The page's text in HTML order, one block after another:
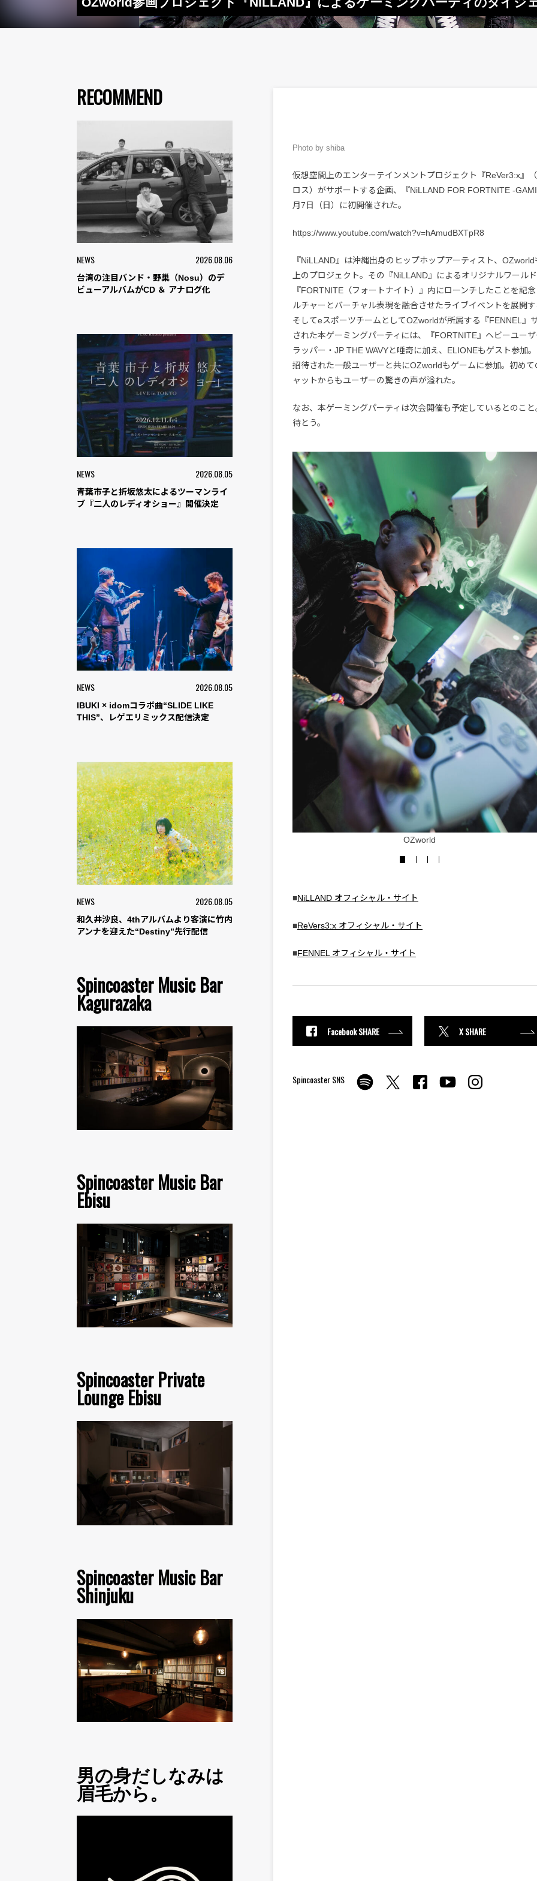
RECOMMEND
NEWS 2026.08.06
台湾の注目バンド・野巢（Nosu）のデ
ビューアルバムがCD ＆ アナログ化
NEWS 2026.08.05
青葉市子と折坂悠太によるツーマンライ
ブ『二人のレディオショー』開催決定
NEWS 2026.08.05
IBUKI × idomコラボ曲“SLIDE LIKE
THIS”、レゲエリミックス配信決定
NEWS 2026.08.05
和久井沙良、4thアルバムより客演に竹内
アンナを迎えた“Destiny”先行配信
Spincoaster Music Bar
Kagurazaka
Spincoaster Music Bar
Ebisu
Spincoaster Private
Lounge Ebisu
Spincoaster Music Bar
Shinjuku
男の身だしなみは
眉毛から。
Photo by shiba
仮想空間上のエンターテインメントプロジェクト『ReVer3:x』
ロス）がサポートする企画、『NiLLAND FOR FORTNITE -
月7日（日）に初開催された。
https://www.youtube.com/watch?v=hAmudBXTpR8
『NiLLAND』は沖縄出身のヒップホップアーティスト、
上のプロジェクト。その『NiLLAND』によるオリジナルワール
『FORTNITE（フォートナイト）』内にローンチしたことを記
ルチャーとバーチャル表現を融合させたライブイベントを展開す
そしてeスポーツチームとしてOZworldが所属する『FENNEL』
された本ゲーミングパーティには、『FORTNITE』ヘビーユー
ラッパー・JP THE WAVYと唾奇に加え、ELIONEもゲスト参加
招待された一般ユーザーと共にOZworldもゲームに参加。初め
ャットからもユーザーの驚きの声が溢れた。
なお、本ゲーミングパーティは次会開催も予定しているとのこ
待とう。
ELIONE OZworld
■NiLLAND オフィシャル・サイト
■ReVers3:x オフィシャル・サイト
■FENNEL オフィシャル・サイト
Facebook SHARE X SHARE
Spincoaster SNS